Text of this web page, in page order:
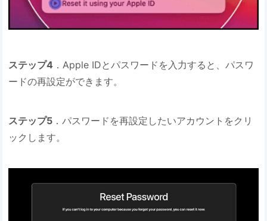
ステップ4 ．Apple IDとパスワードを入力すると、パスワ
ードの再設定ができます。
ステップ5 ．パスワードを再設定したいアカウントをクリ
ックします。